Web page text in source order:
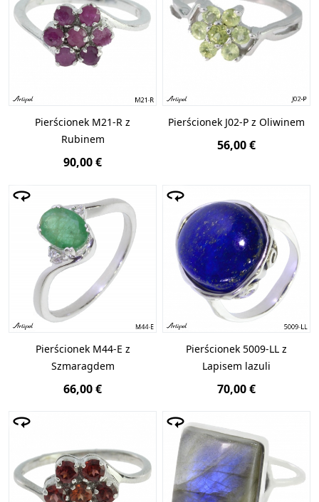
Pierścionek M21-R z
Rubinem
90,00 €
Pierścionek J02-P z Oliwinem
56,00 €
Pierścionek M44-E z
Szmaragdem
66,00 €
Pierścionek 5009-LL z
Lapisem lazuli
70,00 €